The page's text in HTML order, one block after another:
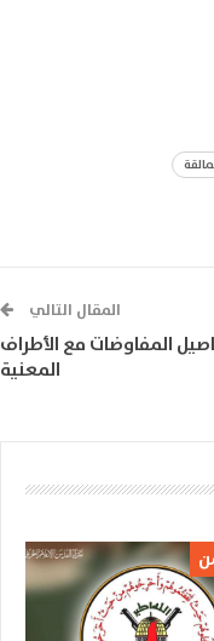
المقال التالي
المفاوضات مع الأطراف
المعنية